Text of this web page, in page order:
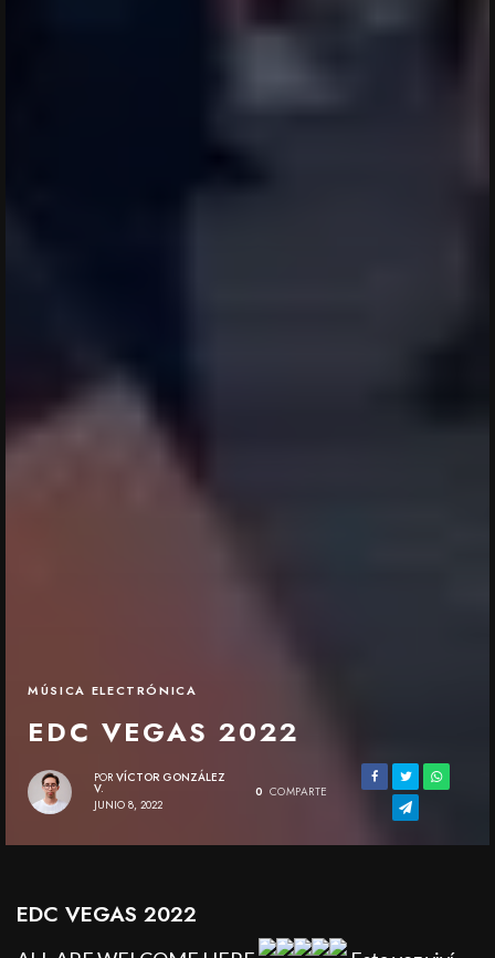
MÚSICA ELECTRÓNICA
EDC VEGAS 2022
POR VÍCTOR GONZÁLEZ
V.
JUNIO 8, 2022
0 COMPARTE
EDC VEGAS 2022